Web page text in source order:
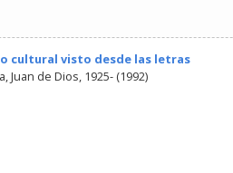
cultural visto desde las letras
Juan de Dios, 1925- (1992)